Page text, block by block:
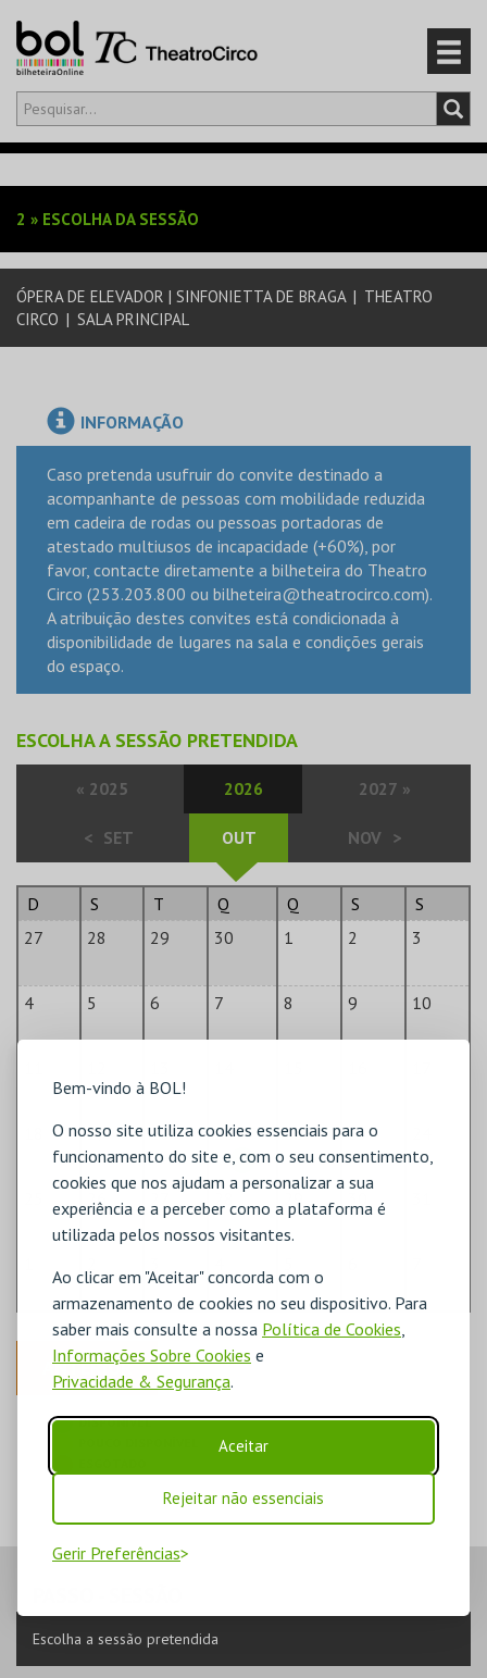
Bem-vindo à BOL!
O nosso site utiliza cookies essenciais para o
funcionamento do site e, com o seu consentimento,
cookies que nos ajudam a personalizar a sua
experiência e a perceber como a plataforma é
utilizada pelos nossos visitantes.
Ao clicar em "Aceitar" concorda com o
armazenamento de cookies no seu dispositivo. Para
saber mais consulte a nossa Política de Cookies
Informações Sobre Cookies e
Privacidade & Segurança.
Aceitar
Rejeitar não essenciais
Gerir Preferências
Olá,iniciar sessão
EVENTOS
CARTÕES
2 » ESCOLHA DA SESSÃO
ÓPERA DE ELEVADOR | SINFONIETTA DE BRAGA | THEATRO
CIRCO | SALA PRINCIPAL
INFORMAÇÃO
Caso pretenda usufruir do convite destinado a
acompanhante de pessoas com mobilidade reduzida
em cadeira de rodas ou pessoas portadoras de
atestado multiusos de incapacidade (+60%), por
favor, contacte diretamente a bilheteira do Theatro
Circo (253.203.800 ou bilheteira@theatrocirco.com).
A atribuição destes convites está condicionada à
disponibilidade de lugares na sala e condições gerais
do espaço.
ESCOLHA A SESSÃO PRETENDIDA
« 2025 2026 2027 »
< SET OUT NOV >
D S T Q Q S
S
27
28 29 30 1 2 3
4 5 6 7 8 9 10
19 20 21 22 23
26 29
ANTERIOR
DISPONÍVEL
Escolha a sessão pretendida